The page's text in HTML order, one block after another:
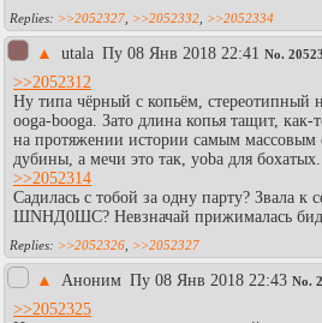
>>2052327 >>2052332 >>2052334
▲ utala Пy 08 Янв 2018 22:41 No.
>>2052312
Ну типа чёрный с копьём, стереотипный
ooga-booga. Зато длина копья тащит,
на протяжении истории самым
дубины, а мечи это так, yoba для бохатых.
>>2052314
Садилась с тобой за одну парту? Звала к
ШNHД0ШС? Невзначай прижималась
>>2052326 >>2052327
▲ Аноним Пy 08 Янв 2018 22:43 No.
>>2052325